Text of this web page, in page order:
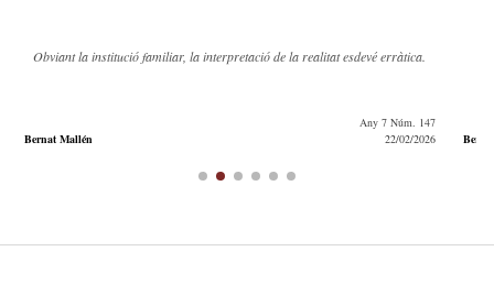
Obviant la institució familiar, la interpretació de la realitat esdevé erràtica.
Bernat Mallén
Any 7 Núm. 147
22/02/2026